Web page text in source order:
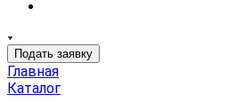
Подать заявку
Главная
Каталог